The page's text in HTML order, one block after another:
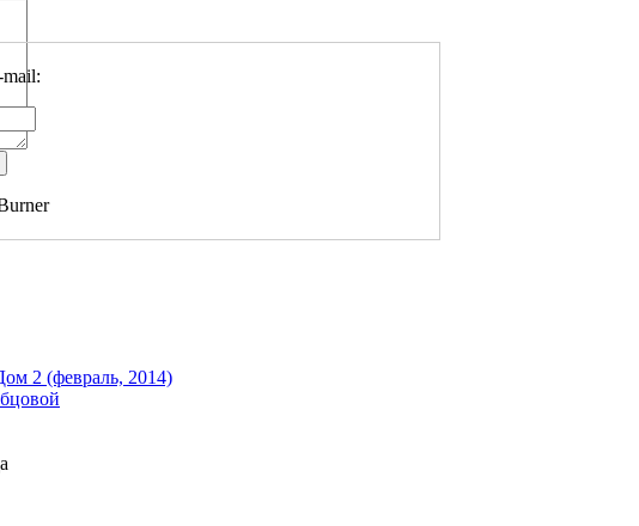
2 (февраль, 2014)